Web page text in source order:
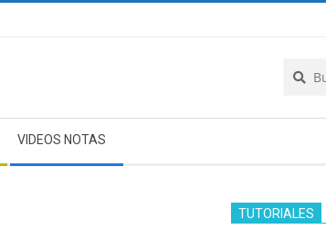
VIDEOS NOTAS
TUTORIALES